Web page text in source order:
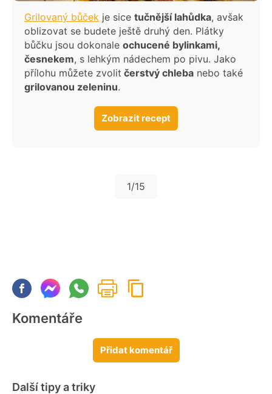
Grilovaný bůček je sice tučnější lahůdka, avšak
oblizovat se budete ještě druhý den. Plátky
bůčku jsou dokonale ochucené bylinkami,
česnekem, s lehkým nádechem po pivu. Jako
přílohu můžete zvolit čerstvý chleba nebo také
grilovanou zeleninu.
Zobrazit recept
1/15
Komentáře
Přidat komentář
Další tipy a triky